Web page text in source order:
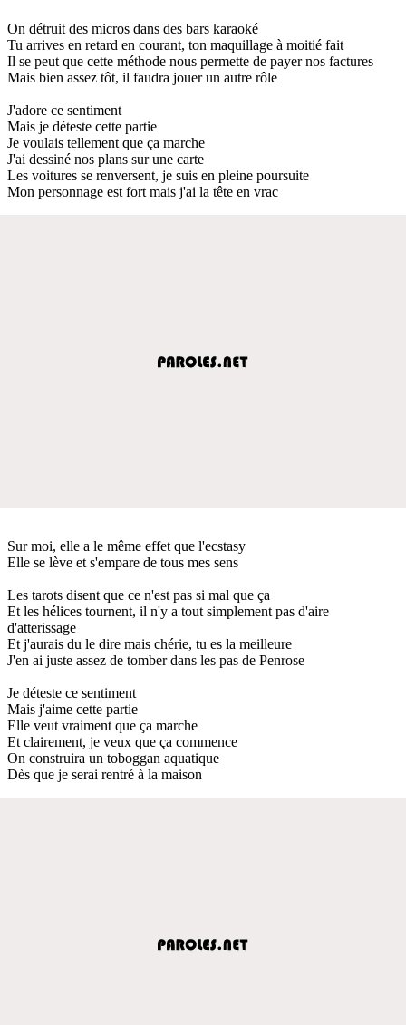
On détruit des micros dans des bars karaoké
Tu arrives en retard en courant, ton maquillage à moitié fait
Il se peut que cette méthode nous permette de payer nos factures
Mais bien assez tôt, il faudra jouer un autre rôle
J'adore ce sentiment
Mais je déteste cette partie
Je voulais tellement que ça marche
J'ai dessiné nos plans sur une carte
Les voitures se renversent, je suis en pleine poursuite
Mon personnage est fort mais j'ai la tête en vrac
Sur moi, elle a le même effet que l'ecstasy
Elle se lève et s'empare de tous mes sens
Les tarots disent que ce n'est pas si mal que ça
Et les hélices tournent, il n'y a tout simplement pas d'aire
d'atterissage
Et j'aurais du le dire mais chérie, tu es la meilleure
J'en ai juste assez de tomber dans les pas de Penrose
Je déteste ce sentiment
Mais j'aime cette partie
Elle veut vraiment que ça marche
Et clairement, je veux que ça commence
On construira un toboggan aquatique
Dès que je serai rentré à la maison